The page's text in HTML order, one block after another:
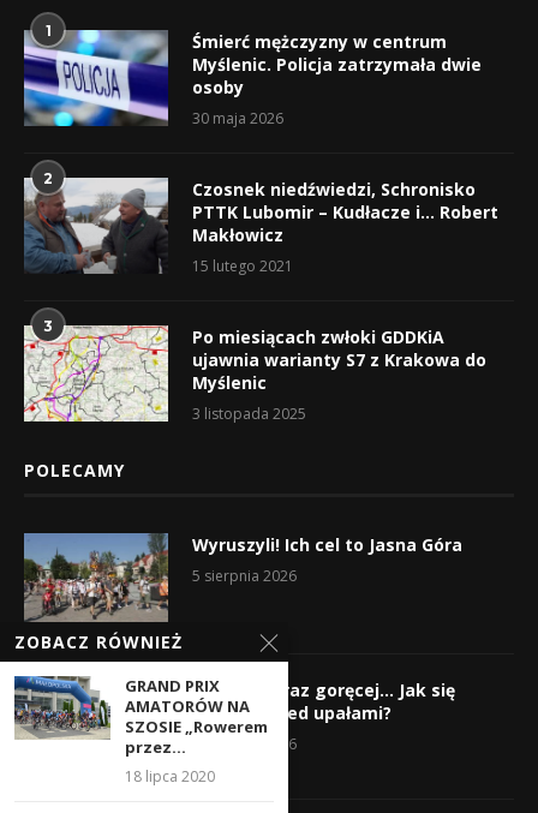
1
Śmierć mężczyzny w centrum
Myślenic. Policja zatrzymała dwie
osoby
30 maja 2026
2
Czosnek niedźwiedzi, Schronisko
PTTK Lubomir – Kudłacze i… Robert
Makłowicz
15 lutego 2021
3
Po miesiącach zwłoki GDDKiA
ujawnia warianty S7 z Krakowa do
Myślenic
3 listopada 2025
POLECAMY
Wyruszyli! Ich cel to Jasna Góra
5 sierpnia 2026
Gorąco, coraz goręcej… Jak się
chronić przed upałami?
4 sierpnia 2026
ZOBACZ RÓWNIEŻ
GRAND PRIX
AMATORÓW NA
SZOSIE „Rowerem
przez...
18 lipca 2020